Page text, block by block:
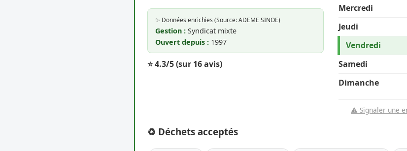
✨ Données enrichies (Source: ADEME SINOE)
Gestion : Syndicat mixte
Ouvert depuis : 1997
⭐ 4.3/5(sur 16 avis)
Mercredi
Jeudi
Vendredi
Samedi
Dimanche
⚠️ Signaler une
♻️ Déchets acceptés